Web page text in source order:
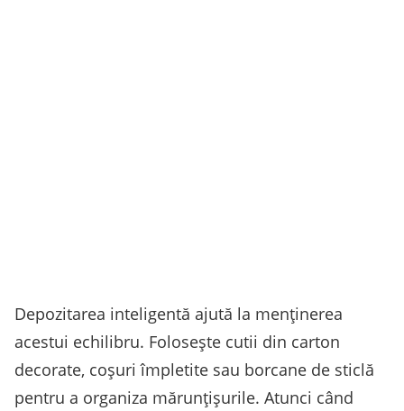
Depozitarea inteligentă ajută la menținerea
acestui echilibru. Folosește cutii din carton
decorate, coșuri împletite sau borcane de sticlă
pentru a organiza mărunțișurile. Atunci când